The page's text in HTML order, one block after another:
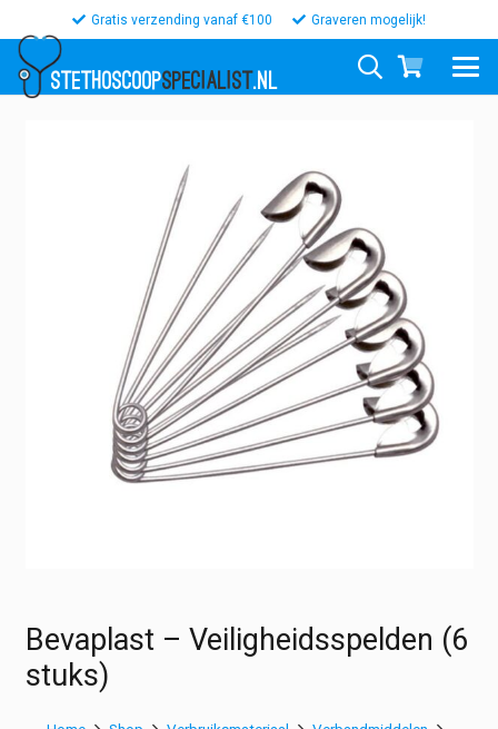
Gratis verzending vanaf €100 Graveren mogelijk!
STETHOSCOOPSPECIALIST.NL
Bevaplast – Veiligheidsspelden (6
stuks)